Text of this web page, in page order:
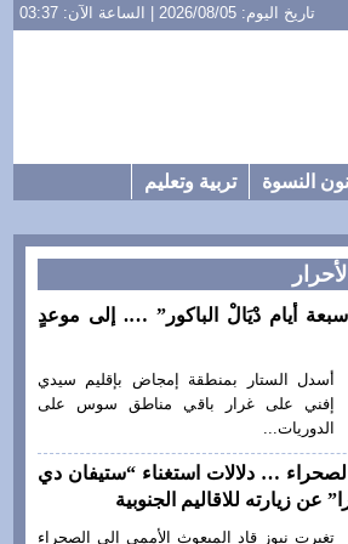
تاريخ اليوم: 2026/08/05 | الساعة الآن: 03:37
نون النسوة تربية وتعليم
أيام دْيَالْ الباكور” …. إلى موعدٍ
أسدل الستار بمنطقة إمجاض بإقليم سيدي
إفني على غرار باقي مناطق سوس على
الدوريات...
… دلالات استغناء “ستيفان دي
عن زيارته للاقاليم الجنوبية
تغيرت نيوز قاد المبعوث الأممي إلى الصحراء